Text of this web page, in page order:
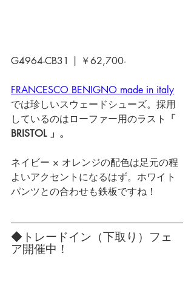
G4964-CB31 | ￥62,700-
FRANCESCO BENIGNO made in italy
では珍しいスウェードシューズ。 採用
しているのはローファー用のラスト
「
BRISTOL 」。
ネイビー × オレンジの配色は足元の程
よいアクセントになるはず。ホワイト
パンツとの合わせも鉄板ですね！
◆トレードイン（下取り）フェ
ア開催中！